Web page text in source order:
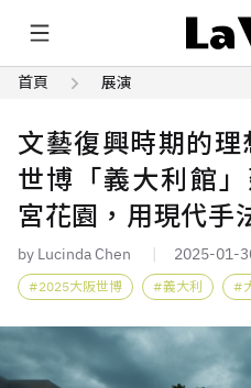
首頁 展演
文藝復興時期的
世博「義大利館
宮花園，用現代手
by Lucinda Chen 2025-01-
2025大阪世博 義大利